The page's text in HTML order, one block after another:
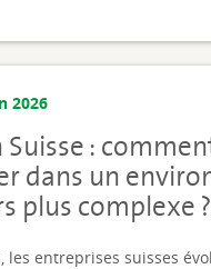
2026
Suisse :
dans un
plus complexe ?
les entreprises suisses